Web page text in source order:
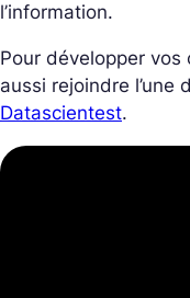
l’information.
Pour développer
aussi rejoindre l’une
Datascientest.